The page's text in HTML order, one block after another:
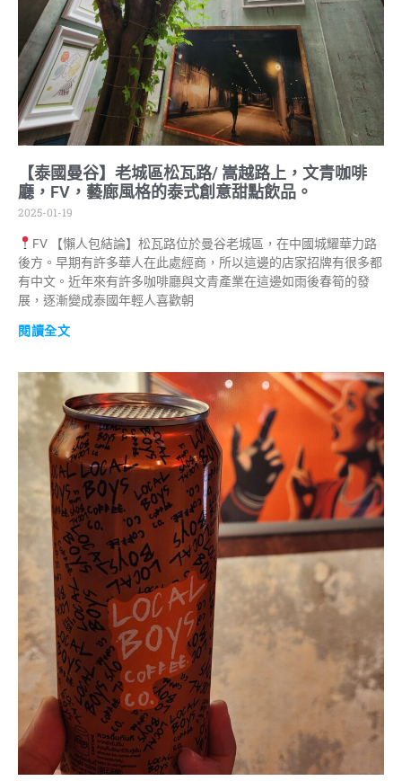
【泰國曼谷】老城區松瓦路/ 嵩越路上，文青咖啡
廳，FV，藝廊風格的泰式創意甜點飲品。
2025-01-19
FV 【懶人包結論】松瓦路位於曼谷老城區，在中國城耀華力路
後方。早期有許多華人在此處經商，所以這邊的店家招牌有很多都
有中文。近年來有許多咖啡廳與文青產業在這邊如雨後春筍的發
展，逐漸變成泰國年輕人喜歡朝
閱讀全文